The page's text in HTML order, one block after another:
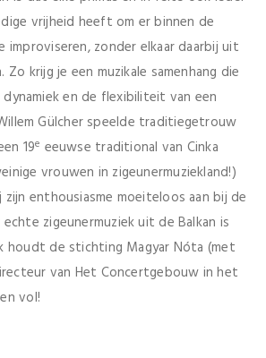
vrijheid heeft om er binnen de
zonder elkaar daarbij uit
krijg je een muzikale samenhang die
en de flexibiliteit van een
Gülcher speelde traditiegetrouw
19e eeuwse traditional van Cinka
vrouwen in zigeunermuziekland!)
enthousiasme moeiteloos aan bij de
zigeunermuziek uit de Balkan is
houdt de stichting Magyar Nóta (met
van Het Concertgebouw in het
vol!